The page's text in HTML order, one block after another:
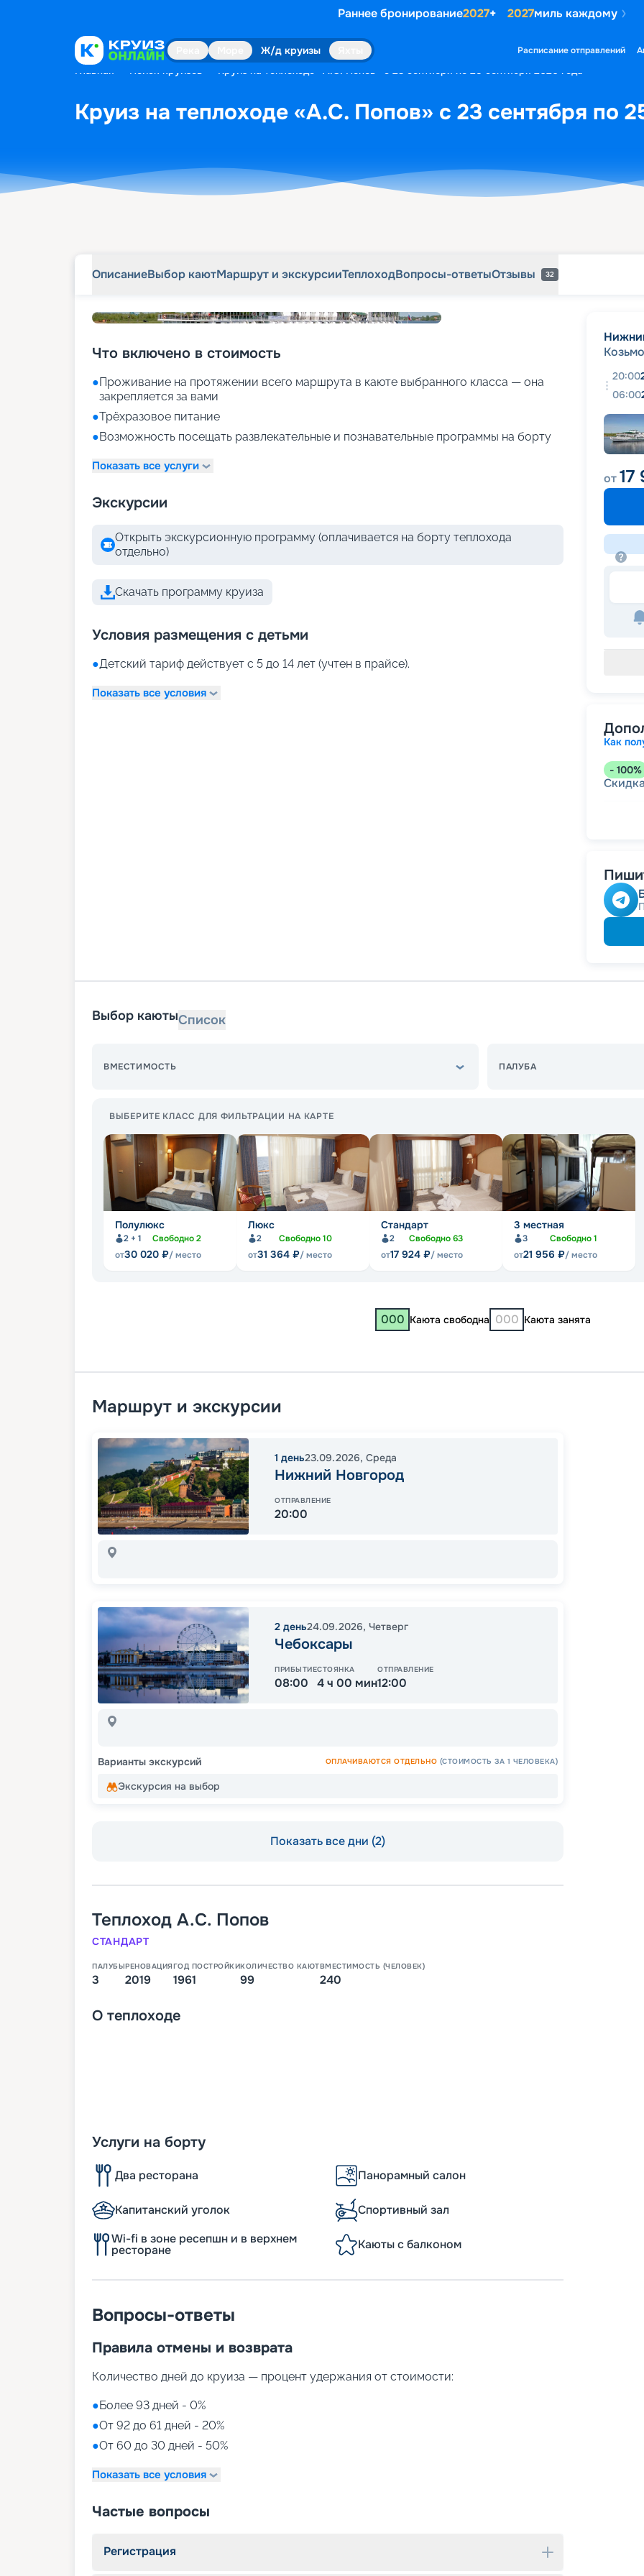
Раннее бронирование2027+ 2027миль каждому
Ж/д круизы Расписание отправлений
Главная Поиск круизов Круиз на теплоходе «А.С. Попов» с 23 сентября по 25 сентября 2026 года
Круиз на теплоходе «А.С. Попов» с 23 сентября по
ОписаниеВыбор каютМаршрут и экскурсииТеплоходВопросы-ответыОтзывы 32
Что включено в стоимость
●Проживание на протяжении всего маршрута в каюте выбранного класса — она
закрепляется за вами
●Трёхразовое питание
●Возможность посещать развлекательные и познавательные программы на борту
Показать все услуги
Экскурсии
Открыть экскурсионную программу (оплачивается на борту теплохода
отдельно)
Скачать программу круиза
Условия размещения с детьми
●Детский тариф действует с 5 до 14 лет (учтен в прайсе).
Показать все условия
20:00
06:00
от17
Как
- 100%
Скидка
Выбор каютыСписок
ВМЕСТИМОСТЬ ПАЛУБА
ВЫБЕРИТЕ КЛАСС ДЛЯ ФИЛЬТРАЦИИ НА КАРТЕ
Полулюкс
2 + 1 Свободно2
от30 020 ₽/ место
Люкс
2 Свободно10
от31 364 ₽/ место
Стандарт
2 Свободно63
от17 924 ₽/ место
3 местная
3 Свободно1
от21 956 ₽/ место
000 Каюта свободна 000 Каюта занята
Маршрут и экскурсии
1 день23.09.2026, Среда
Нижний Новгород
ОТПРАВЛЕНИЕ
20:00
2 день24.09.2026, Четверг
Чебоксары
ПРИБЫТИЕ
08:00
СТОЯНКА
4 ч 00 мин
ОТПРАВЛЕНИЕ
12:00
Варианты экскурсий ОПЛАЧИВАЮТСЯ ОТДЕЛЬНО (СТОИМОСТЬ ЗА 1 ЧЕЛОВЕКА)
Экскурсия на выбор
Показать все дни (2)
Теплоход А.С. Попов
СТАНДАРТ
ПАЛУБЫ
3
РЕНОВАЦИЯ
2019
ГОД ПОСТРОЙКИ
1961
КОЛИЧЕСТВО КАЮТ
99
ВМЕСТИМОСТЬ (ЧЕЛОВЕК)
240
О теплоходе
Услуги на борту
Два ресторана Панорамный салон
Капитанский уголок
Спортивный зал
Wi-fi в зоне ресепшн и в верхнем
ресторане Каюты с балконом
Вопросы-ответы
Правила отмены и возврата
Количество дней до круиза — процент удержания от стоимости:
●Более 93 дней - 0%
●От 92 до 61 дней - 20%
●От 60 до 30 дней - 50%
Показать все условия
Частые вопросы
Регистрация